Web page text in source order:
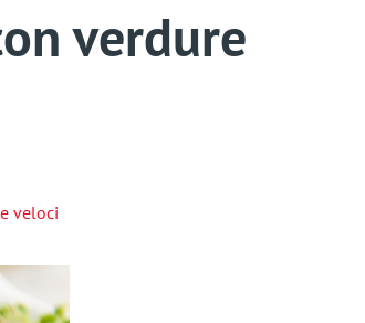
verdure
veloci